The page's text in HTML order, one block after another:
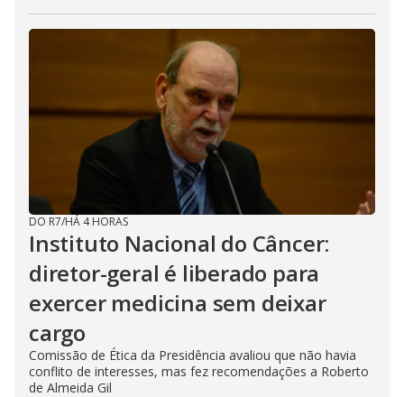
DO R7/HÁ 4 HORAS
Instituto Nacional do Câncer:
diretor-geral é liberado para
exercer medicina sem deixar
cargo
Comissão de Ética da Presidência avaliou que não havia
conflito de interesses, mas fez recomendações a Roberto
de Almeida Gil